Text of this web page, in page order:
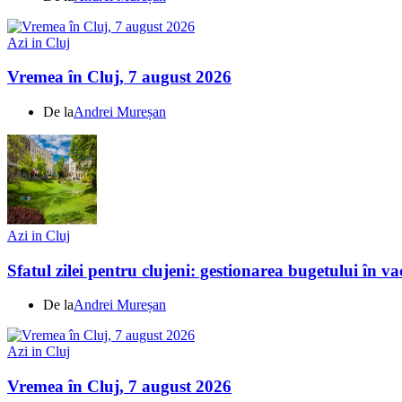
Azi in Cluj
Vremea în Cluj, 7 august 2026
De laAndrei Mureșan
Azi in Cluj
Sfatul zilei pentru clujeni: gestionarea bugetului în
De laAndrei Mureșan
Azi in Cluj
Vremea în Cluj, 7 august 2026